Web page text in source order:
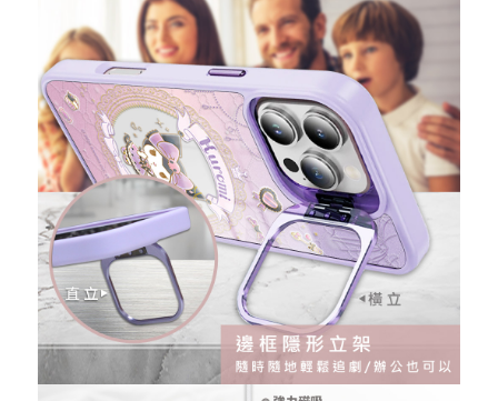
重取驗證碼
記住帳號
忘記您的密碼了?